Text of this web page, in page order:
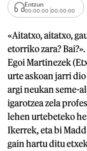
Entzun
00:00:00 00:00:00
«Aitatxo, aitatxo,
etorriko zara?
Egoi Martinezek
urte askoan jarri
argi neukan seme-
igarotzea zela
lehen urtebeteko
Ikerrek, eta bi
gain hartu ditu